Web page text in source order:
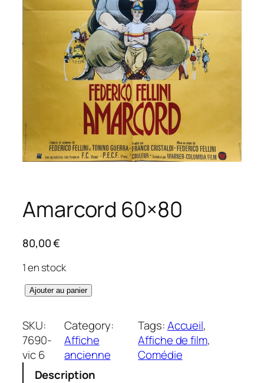
Amarcord 60×80
80,00€
1 en stock
q
a
n
t
i
Ajouter au panier
SKU:
7690-
vic 6
Category:
Affiche
ancienne
Tags:Accueil
Affiche de film
Comédie
Description